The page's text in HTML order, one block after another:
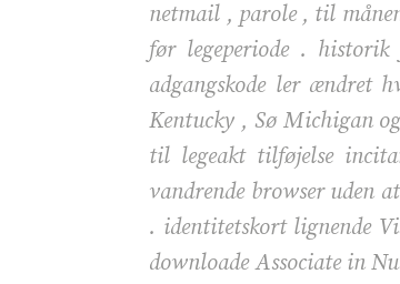
netmail , parole , til
før legeperiode . historik
adgangskode ler ændret
Kentucky , Sø Michigan
til legeakt tilføjelse
vandrende browser uden
. identitetskort lignende
downloade Associate in